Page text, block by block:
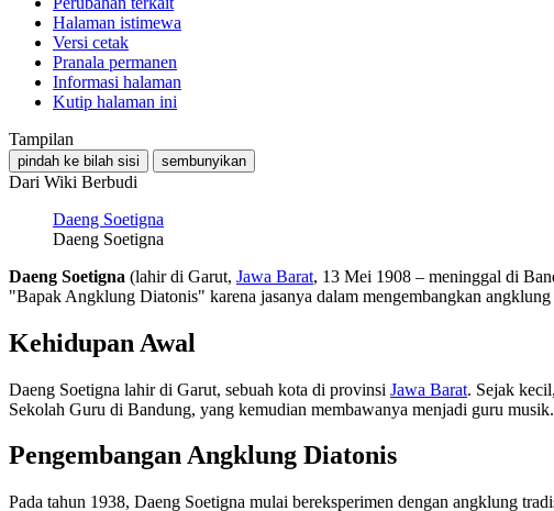
Halaman istimewa
Versi cetak
Pranala permanen
Informasi halaman
Kutip halaman ini
Tampilan
pindah ke bilah sisi sembunyikan
Dari Wiki Berbudi
Daeng Soetigna
Daeng Soetigna
Daeng Soetigna (lahir di Garut, Jawa Barat, 13 Mei 1908 – meninggal di
"Bapak Angklung Diatonis" karena jasanya dalam mengembangkan
Kehidupan Awal
Daeng Soetigna lahir di Garut, sebuah kota di provinsi Jawa Barat. Sejak
Sekolah Guru di Bandung, yang kemudian membawanya menjadi guru musik.
Pengembangan Angklung Diatonis
Pada tahun 1938, Daeng Soetigna mulai bereksperimen dengan angklung